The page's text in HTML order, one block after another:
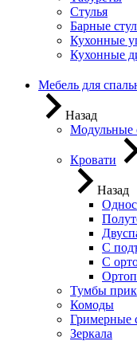
Стулья
Барные
Кухонные
Кухонные
Мебель для
Назад
Модульные
Кровати
Назад
С
С
Тумбы
Комоды
Гримерные
Зеркала